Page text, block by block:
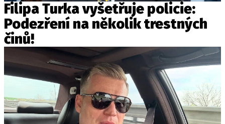
Filipa Turka vyšetřuje policie:
Podezření na několik trestných
činů!